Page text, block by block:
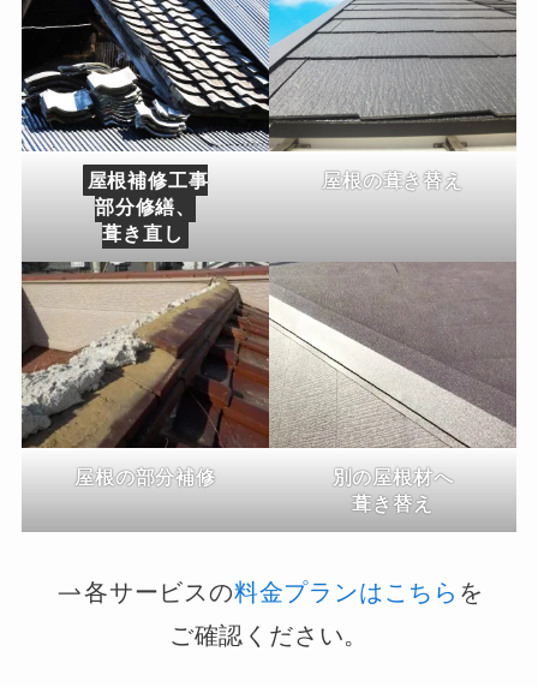
屋根補修工事
部分修繕、
葺き直し
屋根の葺き替え
屋根の部分補修
別の屋根材へ
葺き替え
各サービスの料金プランはこちら を
ご確認ください。